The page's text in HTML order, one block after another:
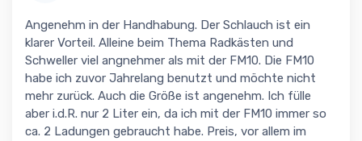
Angenehm in der Handhabung. Der Schlauch ist ein
klarer Vorteil. Alleine beim Thema Radkästen und
Schweller viel angnehmer als mit der FM10. Die FM10
habe ich zuvor Jahrelang benutzt und möchte nicht
mehr zurück. Auch die Größe ist angenehm. Ich fülle
aber i.d.R. nur 2 Liter ein, da ich mit der FM10 immer so
ca. 2 Ladungen gebraucht habe. Preis, vor allem im